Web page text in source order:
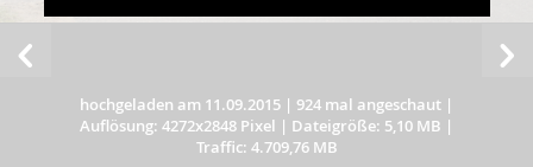
hochgeladen am 11.09.2015 | 924 mal angeschaut |
Auflösung: 4272x2848 Pixel | Dateigröße: 5,10 MB |
Traffic: 4.709,76 MB